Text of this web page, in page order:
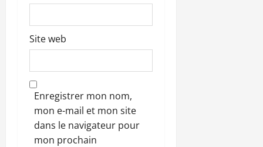
Site web
Enregistrer mon nom,
mon e-mail et mon site
dans le navigateur pour
mon prochain